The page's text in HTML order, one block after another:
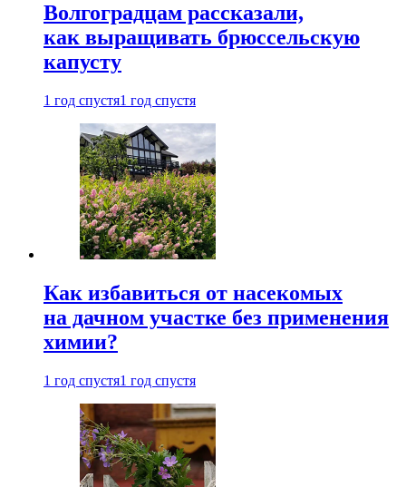
Волгоградцам рассказали,
как выращивать брюссельскую
капусту
1 год спустя1 год спустя
Как избавиться от насекомых
на дачном участке без применения
химии?
1 год спустя1 год спустя